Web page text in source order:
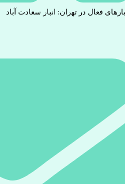
فعال در تهران: انبار سعادت آباد